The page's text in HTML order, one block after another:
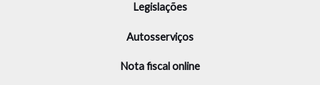
Legislações
Autosserviços
Nota fiscal online